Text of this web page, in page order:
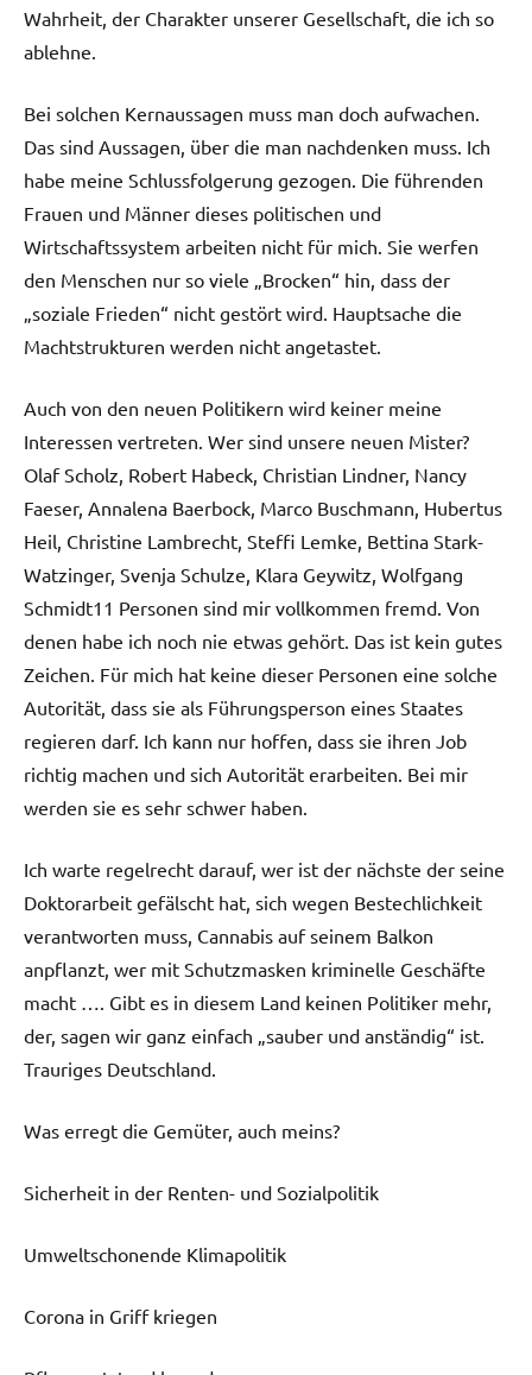
Wahrheit, der Charakter unserer Gesellschaft, die ich so
ablehne.
Bei solchen Kernaussagen muss man doch aufwachen.
Das sind Aussagen, über die man nachdenken muss. Ich
habe meine Schlussfolgerung gezogen. Die führenden
Frauen und Männer dieses politischen und
Wirtschaftssystem arbeiten nicht für mich. Sie werfen
den Menschen nur so viele „Brocken“ hin, dass der
„soziale Frieden“ nicht gestört wird. Hauptsache die
Machtstrukturen werden nicht angetastet.
Auch von den neuen Politikern wird keiner meine
Interessen vertreten. Wer sind unsere neuen Mister?
Olaf Scholz, Robert Habeck, Christian Lindner, Nancy
Faeser, Annalena Baerbock, Marco Buschmann, Hubertus
Heil, Christine Lambrecht, Steffi Lemke, Bettina Stark-
Watzinger, Svenja Schulze, Klara Geywitz, Wolfgang
Schmidt11 Personen sind mir vollkommen fremd. Von
denen habe ich noch nie etwas gehört. Das ist kein gutes
Zeichen. Für mich hat keine dieser Personen eine solche
Autorität, dass sie als Führungsperson eines Staates
regieren darf. Ich kann nur hoffen, dass sie ihren Job
richtig machen und sich Autorität erarbeiten. Bei mir
werden sie es sehr schwer haben.
Ich warte regelrecht darauf, wer ist der nächste der seine
Doktorarbeit gefälscht hat, sich wegen Bestechlichkeit
verantworten muss, Cannabis auf seinem Balkon
anpflanzt, wer mit Schutzmasken kriminelle Geschäfte
macht …. Gibt es in diesem Land keinen Politiker mehr,
der, sagen wir ganz einfach „sauber und anständig“ ist.
Trauriges Deutschland.
Was erregt die Gemüter, auch meins?
Sicherheit in der Renten- und Sozialpolitik
Umweltschonende Klimapolitik
Corona in Griff kriegen